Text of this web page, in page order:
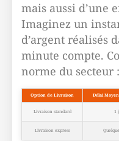
mais aussi d’une
Imaginez un
d’argent réalisés
minute compte.
norme du secteur :
Option de Livraison Délai
Livraison standard 1
Livraison express